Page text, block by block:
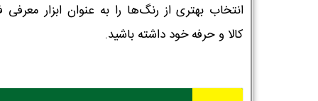
انتخاب بهتری از رنگ‌ها را به عنوان ابزار معرفی
کالا و حرفه خود داشته باشید.